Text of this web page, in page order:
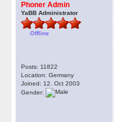
Phoner Admin
YaBB Administrator
Offline
Posts: 11822
Location: Germany
Joined: 12. Oct 2003
Gender: